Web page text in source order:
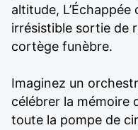
altitude,
irrésistible sortie de
cortège funèbre.
Imaginez un
célébrer la mémoire
toute la pompe de